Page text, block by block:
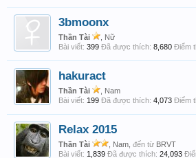
3bmoonx
Thần Tài
, Nữ
Bài viết: 399 Đã được thích: 8,680 Điểm
hakuract
Thần Tài
, Nam
Bài viết: 199 Đã được thích: 4,073 Điểm
Relax 2015
Thần Tài , Nam, đến từ BRVT
Bài viết: 1,839 Đã được thích: 24,093